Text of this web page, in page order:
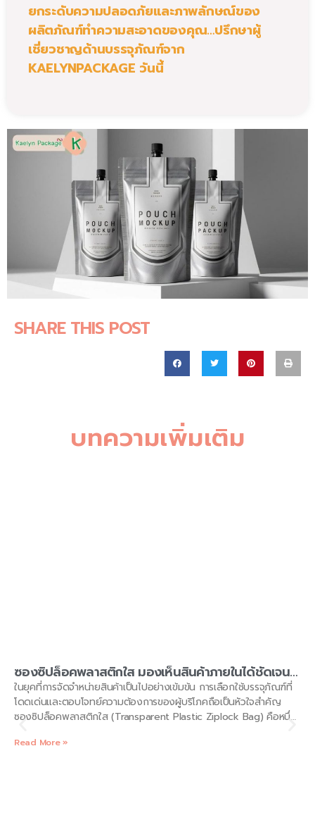
ยกระดับความปลอดภัยและภาพลักษณ์ของ
ผลิตภัณฑ์ทำความสะอาดของคุณ…ปรึกษาผู้
เชี่ยวชาญด้านบรรจุภัณฑ์จาก
KAELYNPACKAGE วันนี้
SHARE THIS POST
บทความเพิ่มเติม
ซองซิปล็อคพลาสติกใส มองเห็นสินค้าภายในได้ชัดเจน
โดย KAELYNPACKAGE
ในยุคที่การจัดจำหน่ายสินค้าเป็นไปอย่างเข้มข้น การเลือกใช้บรรจุภัณฑ์ที่
โดดเด่นและตอบโจทย์ความต้องการของผู้บริโภคถือเป็นหัวใจสำคัญ
ซองซิปล็อคพลาสติกใส (Transparent Plastic Ziplock Bag) คือหนึ่ง
สินค้าให้มองเห็นได้ชัดเจน ดึงดูดความสนใจผู้ซื้อได้อย่างดีเยี่ยม ทั้งยัง
Read More »